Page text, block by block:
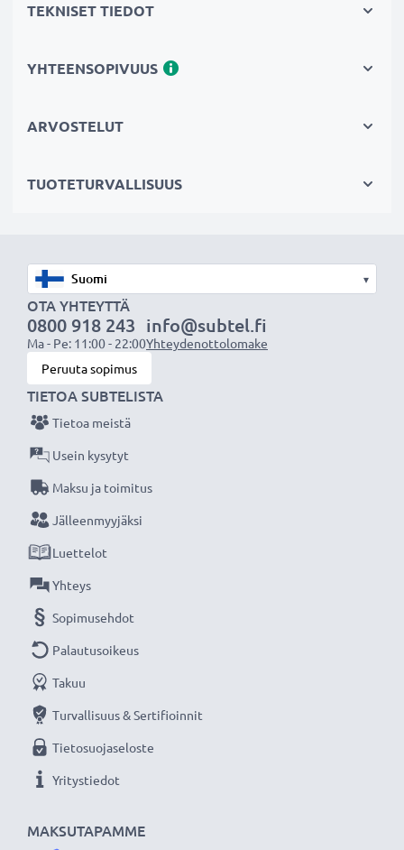
siksi akuillamme on 3 vuoden takuu.
Jos sähkötyökalusi akku on heikko, vaihda akku, älä
vara-akuksi.
TEKNISET TIEDOT
YHTEENSOPIVUUS
ARVOSTELUT
TUOTETURVALLISUUS
▾
OTA YHTEYTTÄ
0800 918 243
Ma - Pe: 11:00 - 22:00
info@subtel.fi
Yhteydenottolomake
Peruuta sopimus
MAKSUTAPAMME
TIETOA SUBTELISTA
Tietoa meistä
Usein kysytyt
Maksu ja toimitus
Jälleenmyyjäksi
Luettelot
Yhteys
Sopimusehdot
Palautusoikeus
Takuu
Turvallisuus & Sertifioinnit
Tietosuojaseloste
Yritystiedot